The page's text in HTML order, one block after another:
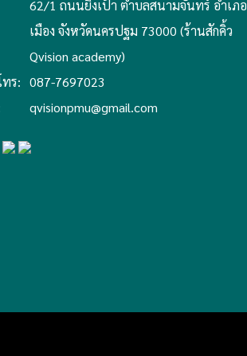
62/1 ถนนยิงเป้า ตำบลสนามจันทร์ อำเภอ
เมือง จังหวัดนครปฐม 73000 (ร้านสักคิ้ว
Qvision academy)
ทร: 087-7697023
qvisionpmu@gmail.com